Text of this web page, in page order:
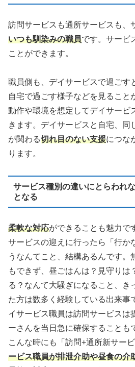
訪問サービスも通所サービスも、
いつも馴染みの職員です。サービ
ことができます。
職員側も、デイサービスで過ごす
自宅で過ごす様子などを見ること
動作や環境を想定してデイサービ
きます。デイサービスと自宅、同
が関わる切れ目のない支援につな
ります。
サービス種別の違いにとらわれ
となる
柔軟な対応ができることも魅力で
サービスの迎えに行ったら「行か
うなんてこと、結構あるんです。
もできず、昼ごはんは？見守りは
る？なんて大騒ぎになること、き
た方は数多く経験している出来事
イサービス職員は訪問サービスは
ーさんを当日急に確保することも
こんな時にも「訪問+通所新サービ
ービス職員が排泄介助や昼食の介